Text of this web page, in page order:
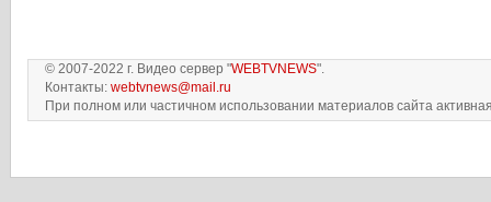
© 2007-2022 г. Видео сервер "WEBTVNEWS".
Контакты: webtvnews@mail.ru
При полном или частичном использовании материалов сайта